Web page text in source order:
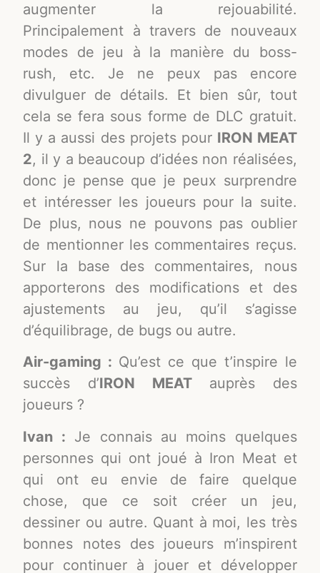
augmenter la rejouabilité.
Principalement à travers de nouveaux
modes de jeu à la manière du boss-
rush, etc. Je ne peux pas encore
divulguer de détails. Et bien sûr, tout
cela se fera sous forme de DLC gratuit.
Il y a aussi des projets pour IRON MEAT
2, il y a beaucoup d’idées non réalisées,
donc je pense que je peux surprendre
et intéresser les joueurs pour la suite.
De plus, nous ne pouvons pas oublier
de mentionner les commentaires reçus.
Sur la base des commentaires, nous
apporterons des modifications et des
ajustements au jeu, qu’il s’agisse
d’équilibrage, de bugs ou autre.
Air-gaming : Qu’est ce que t’inspire le
succès d’IRON MEATauprès des
joueurs ?
Ivan : Je connais au moins quelques
personnes qui ont joué à Iron Meat et
qui ont eu envie de faire quelque
chose, que ce soit créer un jeu,
dessiner ou autre. Quant à moi, les très
bonnes notes des joueurs m’inspirent
pour continuer à jouer et développer